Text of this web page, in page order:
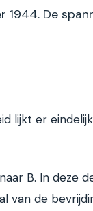
1944. De
lijkt er
B. In deze
van de